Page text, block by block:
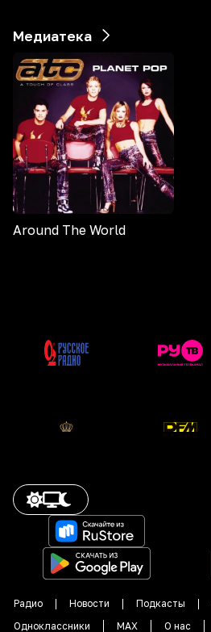
Медиатека
Around The World
Радио Новости Подкасты
Одноклассники
MAX О нас